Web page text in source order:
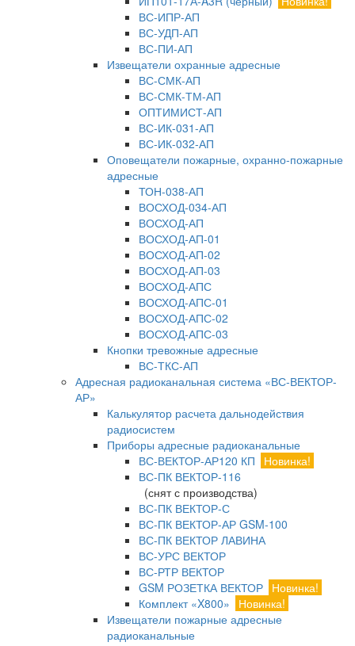
ВС-ИПР-АП
ВС-УДП-АП
ВС-ПИ-АП
Извещатели охранные адресные
ВС-СМК-АП
ВС-СМК-ТМ-АП
ОПТИМИСТ-АП
ВС-ИК-031-АП
ВС-ИК-032-АП
Оповещатели пожарные, охранно-пожарные
адресные
ТОН-038-АП
ВОСХОД-034-АП
ВОСХОД-АП
ВОСХОД-АП-01
ВОСХОД-АП-02
ВОСХОД-АП-03
ВОСХОД-АПС
ВОСХОД-АПС-01
ВОСХОД-АПС-02
ВОСХОД-АПС-03
Кнопки тревожные адресные
ВС-ТКС-АП
Адресная радиоканальная система «ВС-ВЕКТОР-
АР»
Калькулятор расчета дальнодействия
радиосистем
Приборы адресные радиоканальные
ВС-ВЕКТОР-АР120 КП
Новинка!
ВС-ПК ВЕКТОР-116
(снят с производства)
ВС-ПК ВЕКТОР-С
ВС-ПК ВЕКТОР-АР GSM-100
ВС-ПК ВЕКТОР ЛАВИНА
ВС-УРС ВЕКТОР
ВС-РТР ВЕКТОР
GSM РОЗЕТКА ВЕКТОР Новинка!
Комплект «X800»
Новинка!
Извещатели пожарные адресные
радиоканальные